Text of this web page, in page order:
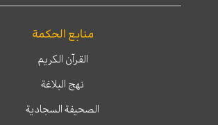
منابع الحكمة
القرآن الكريم
نهج البلاغة
الصحيفة السجادية